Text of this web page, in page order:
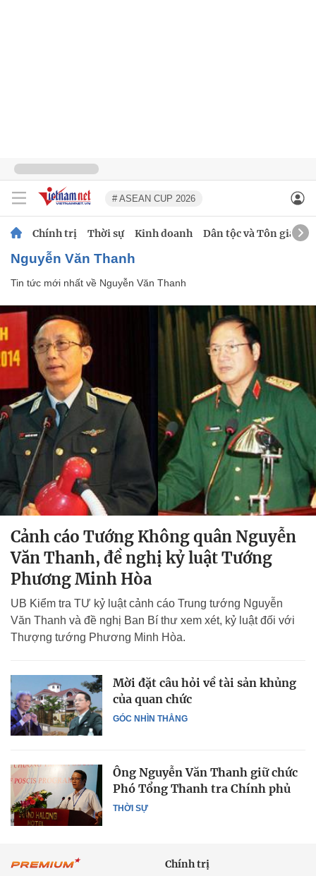
# ASEAN CUP 2026
Chính trị Thời sự Kinh doanh Dân tộc và Tôn giáo
Nguyễn Văn Thanh
Tin tức mới nhất về Nguyễn Văn Thanh
Cảnh cáo Tướng Không quân Nguyễn
Văn Thanh, đề nghị kỷ luật Tướng
Phương Minh Hòa
UB Kiểm tra TƯ kỷ luật cảnh cáo Trung tướng Nguyễn
Văn Thanh và đề nghị Ban Bí thư xem xét, kỷ luật đối với
Thượng tướng Phương Minh Hòa.
GÓC NHÌN THẲNG
Mời đặt câu hỏi về tài sản khủng
của quan chức
THỜI SỰ
Ông Nguyễn Văn Thanh giữ chức
Phó Tổng Thanh tra Chính phủ
Chính trị